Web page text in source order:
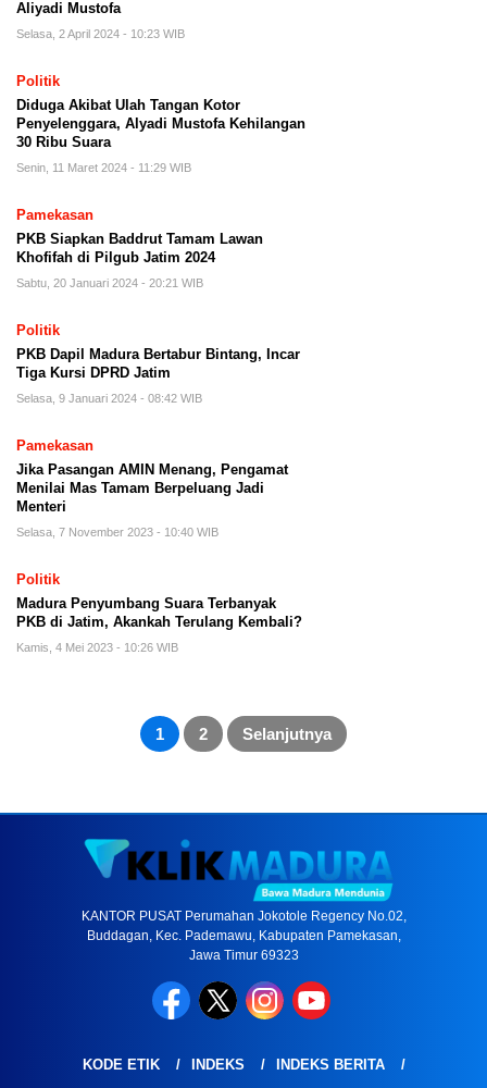
Aliyadi Mustofa
Selasa, 2 April 2024 - 10:23 WIB
Politik
Diduga Akibat Ulah Tangan Kotor
Penyelenggara, Alyadi Mustofa Kehilangan
30 Ribu Suara
Senin, 11 Maret 2024 - 11:29 WIB
Pamekasan
PKB Siapkan Baddrut Tamam Lawan
Khofifah di Pilgub Jatim 2024
Sabtu, 20 Januari 2024 - 20:21 WIB
Politik
PKB Dapil Madura Bertabur Bintang, Incar
Tiga Kursi DPRD Jatim
Selasa, 9 Januari 2024 - 08:42 WIB
Pamekasan
Jika Pasangan AMIN Menang, Pengamat
Menilai Mas Tamam Berpeluang Jadi
Menteri
Selasa, 7 November 2023 - 10:40 WIB
Politik
Madura Penyumbang Suara Terbanyak
PKB di Jatim, Akankah Terulang Kembali?
Kamis, 4 Mei 2023 - 10:26 WIB
1 2 Selanjutnya
KANTOR PUSAT Perumahan Jokotole Regency No.02,
Buddagan, Kec. Pademawu, Kabupaten Pamekasan,
Jawa Timur 69323
KODE ETIK INDEKS
INDEKS BERITA